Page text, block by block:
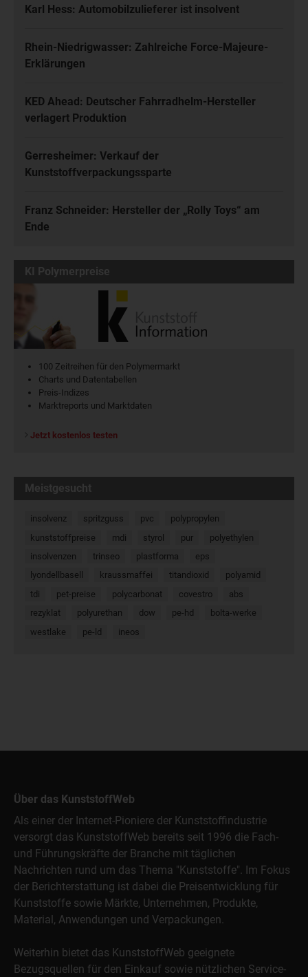
Karl Hess: Automobilzulieferer ist insolvent
Rhein-Niedrigwasser: Zahlreiche Force-Majeure-
Erklärungen
KED Ahead: Deutscher Fahrradhelm-Hersteller
verlagert Produktion
Gerresheimer: Verkauf der
Kunststoffverpackungssparte
Franz Schneider: Hersteller der „Rolly Toys“ am
Ende
KI Polymerpreise
100 Zeitreihen für den Polymermarkt
Charts und Datentabellen
Preis-Indizes
Marktreports und Marktdaten
Jetzt kostenlos testen
Meistgesucht
insolvenz spritzguss pvc
polypropylen
kunststoffpreise
mdi styrol pur
polyethylen
insolvenzen
trinseo plastforma
eps
lyondellbasell
kraussmaffei titandioxid
polyamid
tdi
pet-preise polycarbonat covestro
abs
rezyklat
polyurethan dow pe-hd
bolta-werke
westlake
pe-ld ineos
Über das KunststoffWeb
Als einer der Internet-Pioniere der Kunststoffindustrie
versorgt das KunststoffWeb bereits seit 1996 die Fach-
und Führungskräfte der Branche mit täglichen
Nachrichten rund um das Thema "Kunststoffe". Im Fokus
der Berichterstattung ist dabei die Preisentwicklung für
Kunststoffe sowie Märkte, Unternehmen, Produkte,
Material, Anwendungen und Verpackungen.
Weiterhin bietet das KunststoffWeb geeignete
Bezugsquellen für den Einkauf sowie nützlichen Service-